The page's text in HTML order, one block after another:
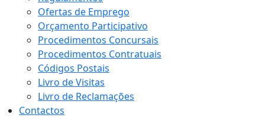
Ofertas de Emprego
Orçamento Participativo
Procedimentos Concursais
Procedimentos Contratuais
Códigos Postais
Livro de Visitas
Livro de Reclamações
Contactos